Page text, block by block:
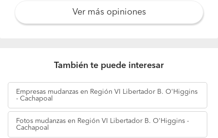
Ver más opiniones
También te puede interesar
Empresas mudanzas en Región VI Libertador B. O'Higgins
- Cachapoal
Fotos mudanzas en Región VI Libertador B. O'Higgins -
Cachapoal